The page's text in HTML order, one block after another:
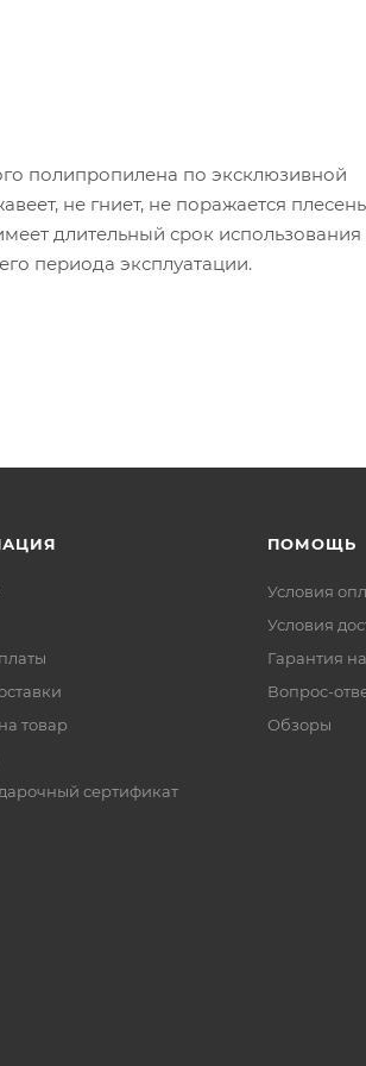
полипропилена по эксклюзивной
не гниет, не поражается
длительный срок использования
периода эксплуатации.
товар
сертификат
ПОМОЩЬ
Условия
Условия
Гарантия
Вопрос-
Обзоры